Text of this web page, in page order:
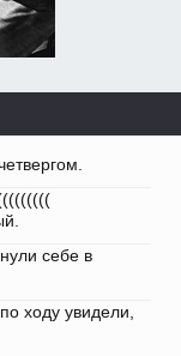
себе в
ходу увидели,